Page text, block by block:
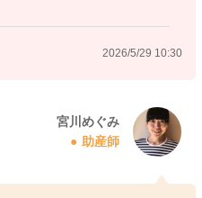
2026/5/29 10:30
宮川めぐみ
助産師